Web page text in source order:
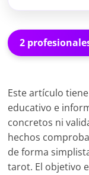
2
Este artículo
educativo e
concretos ni
hechos
de forma
tarot. El objetivo